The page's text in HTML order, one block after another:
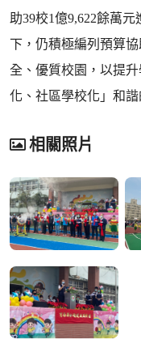
助39校1億9,622餘萬
下，仍積極編列預算
全、優質校園，以提
化、社區學校化」和諧
相關照片